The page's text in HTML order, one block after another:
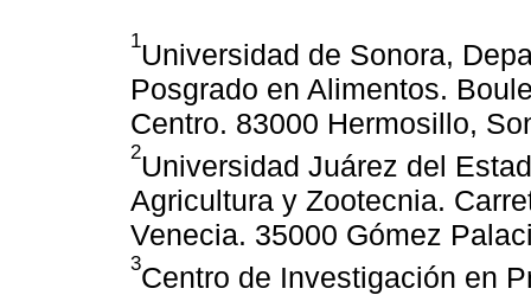
1Universidad de Sonora,
Posgrado en Alimentos.
Centro. 83000 Hermosillo,
2Universidad Juárez del
Agricultura y Zootecnia.
Venecia. 35000 Gómez
3Centro de Investigación en